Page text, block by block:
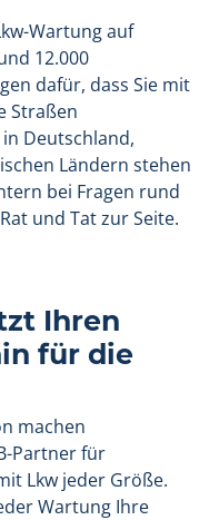
Wartung auf
12.000
dafür, dass Sie mit
Straßen
Deutschland,
Ländern stehen
bei Fragen rund
und Tat zur Seite.
Ihren
für die
machen
Partner für
Lkw jeder Größe.
Wartung Ihre